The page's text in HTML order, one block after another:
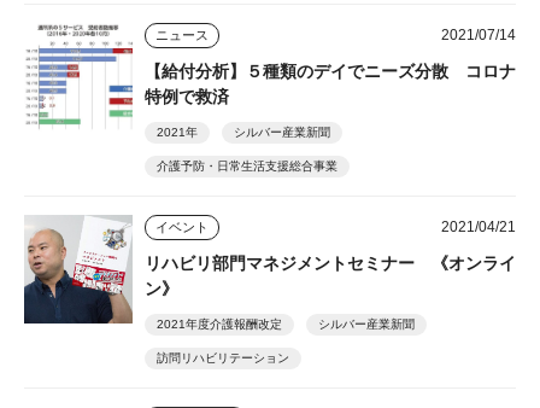
ニュース 2021/07/14
【給付分析】５種類のデイでニーズ分散 コロナ
特例で救済
2021年 シルバー産業新聞
介護予防・日常生活支援総合事業
イベント 2021/04/21
リハビリ部門マネジメントセミナー 《オンライ
ン》
2021年度介護報酬改定 シルバー産業新聞
訪問リハビリテーション